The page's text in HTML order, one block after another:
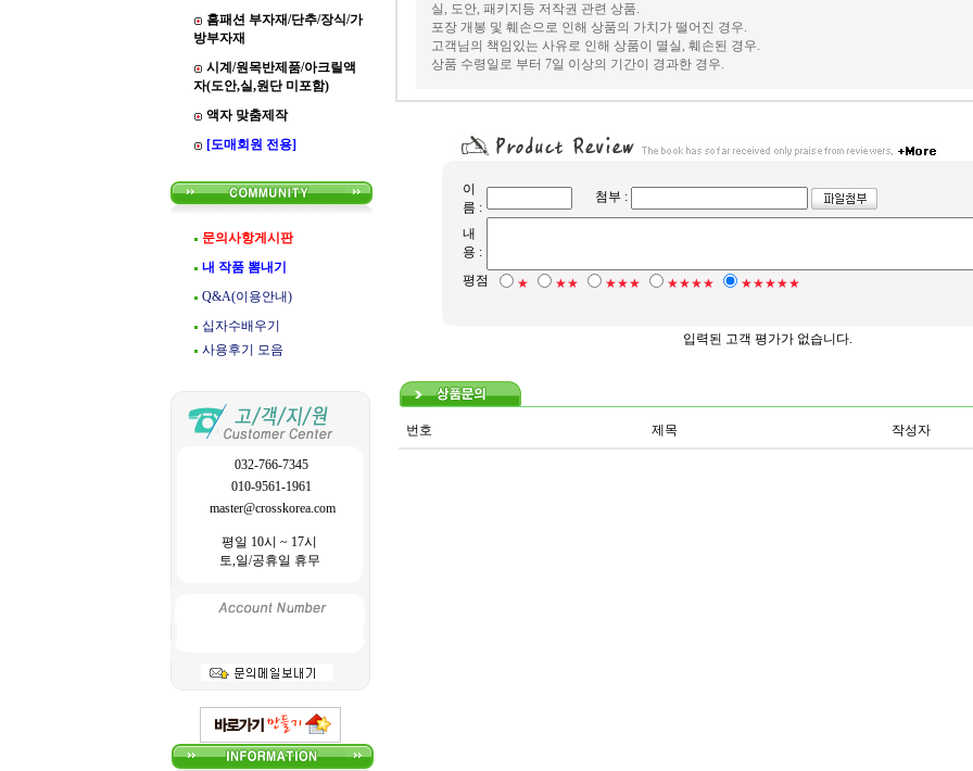
홈패션 부자재/단추/장식/가
방부자재
시계/원목반제품/아크릴액
자(도안,실,원단 미포함)
액자 맞춤제작
[도매회원 전용]
문의사항게시판
내 작품 뽐내기
Q&A(이용안내)
십자수배우기
사용후기 모음
032-766-7345
010-9561-1961
master@crosskorea.com
평일 10시 ~ 17시
토,일/공휴일 휴무
실, 도안, 패키지등 저작권 관련 상품.
포장 개봉 및 훼손으로 인해 상품의 가치가 떨어진 경우.
고객님의 책임있는 사유로 인해 상품이 멸실, 훼손된 경우.
상품 수령일로 부터 7일 이상의 기간이 경과한 경우.
이
름 :
첨부 :
내
용 :
평점
★ ★★ ★★★ ★★★★ ★★★★★
입력된 고객 평가가 없습니다.
번호 제목 작성자